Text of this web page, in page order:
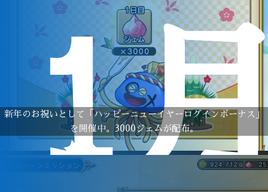
1
新年のお祝いとして「ハッピーニューイヤーログインボーナス」
を開催中。3000ジェムが配布。